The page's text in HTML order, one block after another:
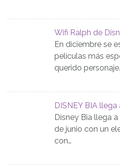
Wifi Ralph de
En diciembre se
películas más
querido
DISNEY BIA
Disney Bia llega
de junio con un
con…